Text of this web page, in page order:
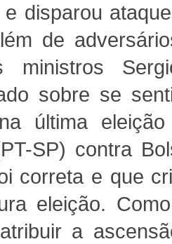
e disparou
de
ministros
sobre se
última
SP) contra
correta e que
eleição.
a